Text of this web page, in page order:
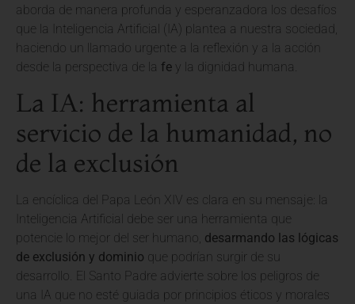
aborda de manera profunda y esperanzadora los desafíos
que la Inteligencia Artificial (IA) plantea a nuestra sociedad,
haciendo un llamado urgente a la reflexión y a la acción
desde la perspectiva de la fe y la dignidad humana.
La IA: herramienta al
servicio de la humanidad, no
de la exclusión
La encíclica del Papa León XIV es clara en su mensaje: la
Inteligencia Artificial debe ser una herramienta que
potencie lo mejor del ser humano, desarmando las lógicas
de exclusión y dominio que podrían surgir de su
desarrollo. El Santo Padre advierte sobre los peligros de
una IA que no esté guiada por principios éticos y morales